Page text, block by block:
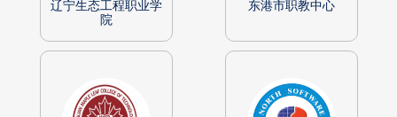
辽宁生态工程职业学
院
东港市职教中心